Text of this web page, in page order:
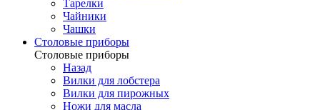
Тарелки
Чайники
Чашки
Cтоловые приборы
Cтоловые приборы
Назад
Вилки для лобстера
Вилки для пирожных
Ножи для масла